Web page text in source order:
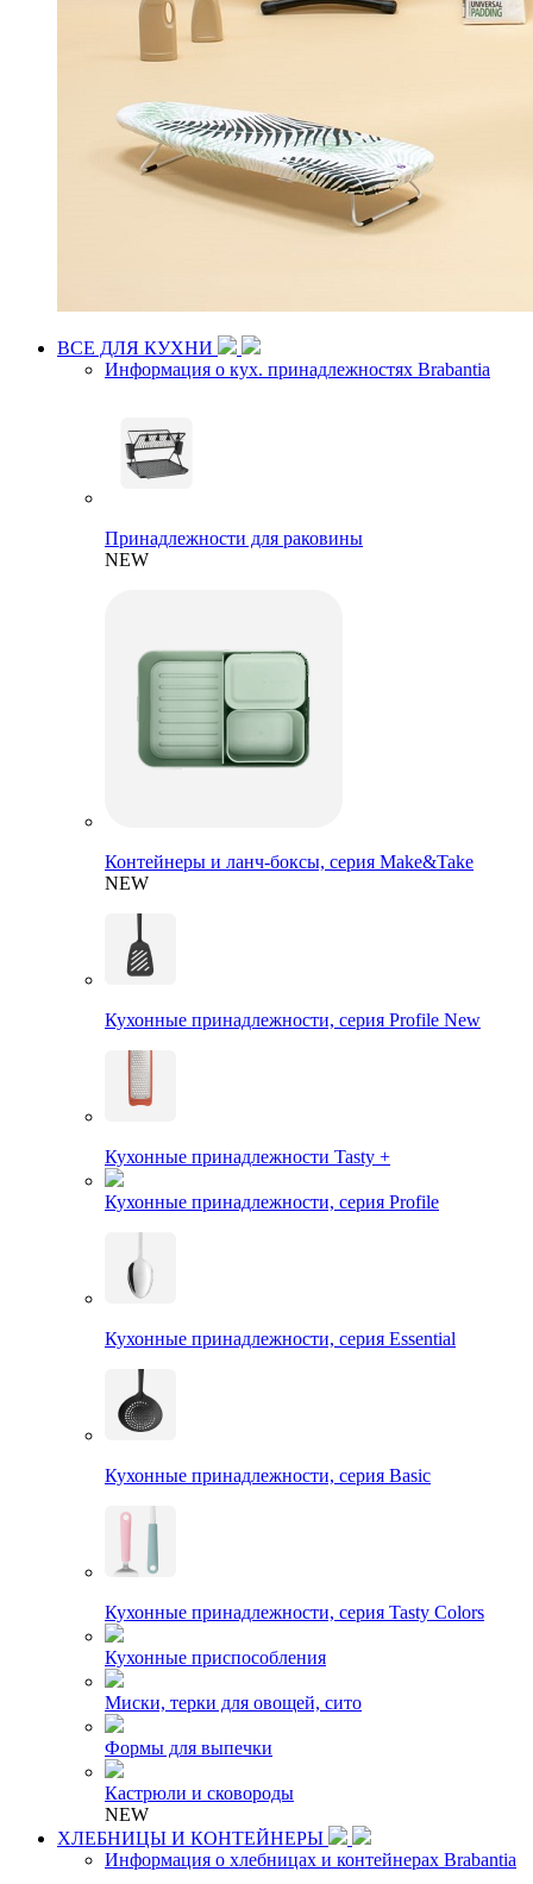
ВСЕ ДЛЯ КУХНИ
Информация о кух. принадлежностях Brabantia
Принадлежности для раковины
NEW
Контейнеры и ланч-боксы, серия Make&Take
NEW
Кухонные принадлежности, серия Profile New
Кухонные принадлежности Tasty +
Кухонные принадлежности, серия Profile
Кухонные принадлежности, серия Essential
Кухонные принадлежности, серия Basic
Кухонные принадлежности, серия Tasty Colors
Кухонные приспособления
Миски, терки для овощей, сито
Формы для выпечки
Кастрюли и сковороды
NEW
ХЛЕБНИЦЫ И КОНТЕЙНЕРЫ
Информация о хлебницах и контейнерах Brabantia